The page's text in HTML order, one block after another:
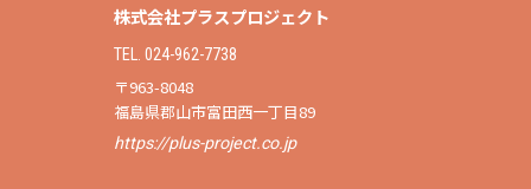
株式会社プラスプロジェクト
TEL. 024-962-7738
〒963-8048
福島県郡山市富田西一丁目89
https://plus-project.co.jp